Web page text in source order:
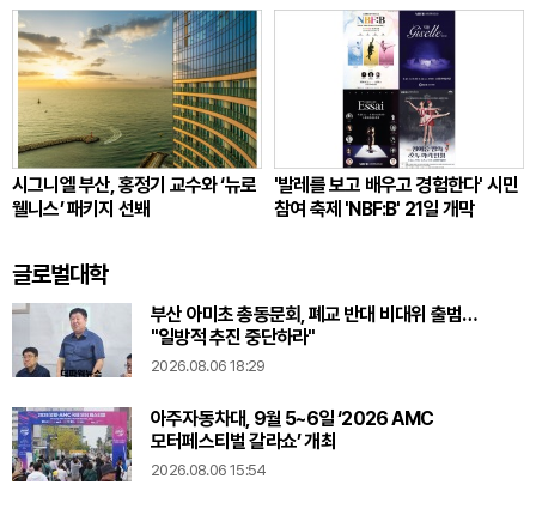
시그니엘 부산, 홍정기 교수와 ‘뉴로
웰니스’ 패키지 선봬
'발레를 보고 배우고 경험한다' 시민
참여 축제 'NBF:B' 21일 개막
글로벌대학
부산 아미초 총동문회, 폐교 반대 비대위 출범…
"일방적 추진 중단하라"
2026.08.06 18:29
아주자동차대, 9월 5~6일 ‘2026 AMC
모터페스티벌 갈라쇼’ 개최
2026.08.06 15:54